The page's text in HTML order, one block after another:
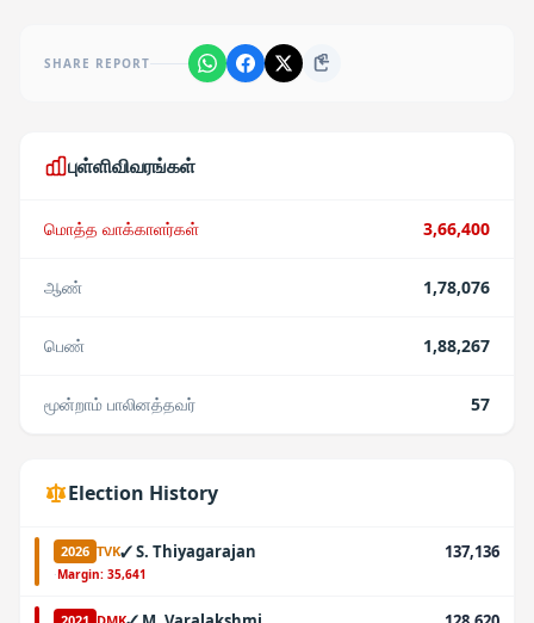
SHARE REPORT
புள்ளிவிவரங்கள்
மொத்த வாக்காளர்கள் 3,66,400
ஆண் 1,78,076
பெண் 1,88,267
மூன்றாம் பாலினத்தவர் 57
Election History
2026 TVK✓S. Thiyagarajan 137,136
·Margin: 35,641